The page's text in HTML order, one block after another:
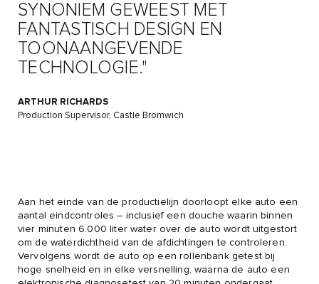
SYNONIEM GEWEEST MET
FANTASTISCH DESIGN EN
TOONAANGEVENDE
TECHNOLOGIE."
ARTHUR RICHARDS
Production Supervisor, Castle Bromwich
Aan het einde van de productielijn doorloopt elke auto een
aantal eindcontroles – inclusief een douche waarin binnen
vier minuten 6.000 liter water over de auto wordt uitgestort
om de waterdichtheid van de afdichtingen te controleren.
Vervolgens wordt de auto op een rollenbank getest bij
hoge snelheid en in elke versnelling, waarna de auto een